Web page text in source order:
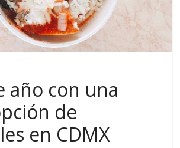
año con una
de
en CDMX